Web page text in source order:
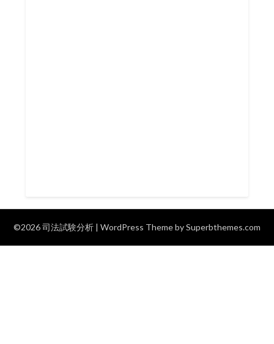
©2026 司法試験分析 | WordPress Theme bySuperbthemes.com